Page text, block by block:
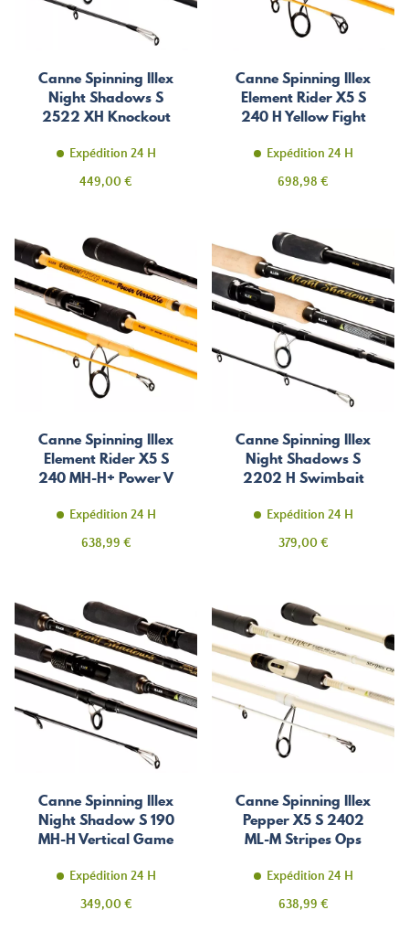
Canne Spinning Illex
Night Shadows S
2522 XH Knockout
Expédition 24 H
Prix
449,00 €
Canne Spinning Illex
Element Rider X5 S
240 H Yellow Fight
Expédition 24 H
Prix
698,98 €
Canne Spinning Illex
Element Rider X5 S
240 MH-H+ Power V
Expédition 24 H
Prix
638,99 €
Canne Spinning Illex
Night Shadows S
2202 H Swimbait
Expédition 24 H
Prix
379,00 €
Canne Spinning Illex
Night Shadow S 190
MH-H Vertical Game
Expédition 24 H
Prix
349,00 €
Canne Spinning Illex
Pepper X5 S 2402
ML-M Stripes Ops
Expédition 24 H
Prix
638,99 €